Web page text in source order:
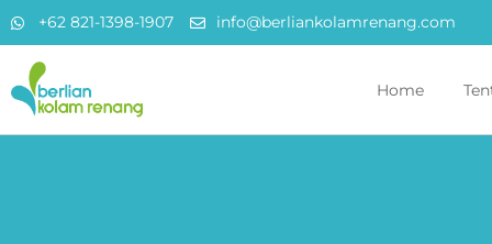
+62 821-1398-1907 info@berliankolamrenang.com
Home